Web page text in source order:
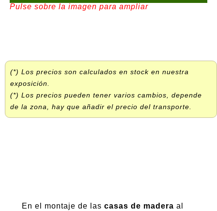
Pulse sobre la imagen para ampliar
(*) Los precios son calculados en stock en nuestra
exposición.
(*) Los precios pueden tener varios cambios, depende
de la zona, hay que añadir el precio del transporte.
En el montaje de las casas de madera al